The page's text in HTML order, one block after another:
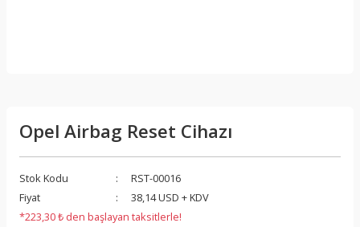
Opel Airbag Reset Cihazı
Stok Kodu
RST-00016
Fiyat
38,14 USD + KDV
*223,30 ₺ den başlayan taksitlerle!